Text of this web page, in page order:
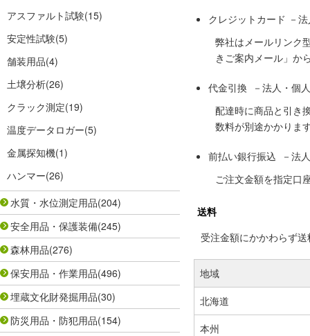
アスファルト試験(15)
安定性試験(5)
舗装用品(4)
土壌分析(26)
クラック測定(19)
温度データロガー(5)
金属探知機(1)
ハンマー(26)
水質・水位測定用品(204)
安全用品・保護装備(245)
森林用品(276)
保安用品・作業用品(496)
埋蔵文化財発掘用品(30)
防災用品・防犯用品(154)
クレジットカード －
弊社はメールリンク
きご案内メール」か
代金引換 －法人・個
配達時に商品と引き
数料が別途かかりま
前払い銀行振込 －法
ご注文金額を指定口
送料
受注金額にかかわらず
地域
北海道
本州